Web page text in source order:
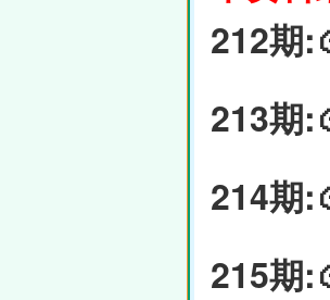
212期
213期
214期
215期